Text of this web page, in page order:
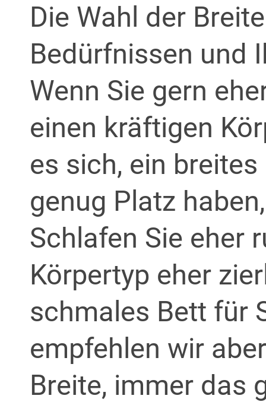
Die Wahl der
Bedürfnissen und
Wenn Sie gern
einen kräftigen
es sich, ein
genug Platz
Schlafen Sie eher
Körpertyp eher
schmales Bett für
empfehlen wir
Breite, immer das